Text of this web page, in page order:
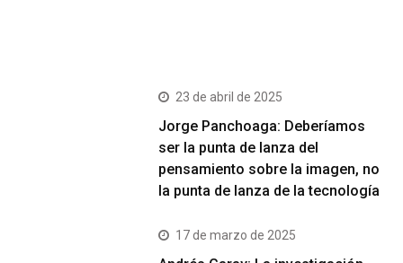
23 de abril de 2025
Jorge Panchoaga: Deberíamos
ser la punta de lanza del
pensamiento sobre la imagen, no
la punta de lanza de la tecnología
17 de marzo de 2025